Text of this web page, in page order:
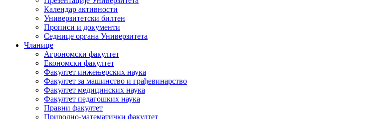
Календар активности
Универзитетски билтен
Прописи и документи
Седнице органа Универзитета
Чланице
Агрономски факултет
Економски факултет
Факултет инжењерских наука
Факултет за машинство и грађевинарство
Факултет медицинских наука
Факултет педагошких наука
Правни факултет
Природно-математички факултет